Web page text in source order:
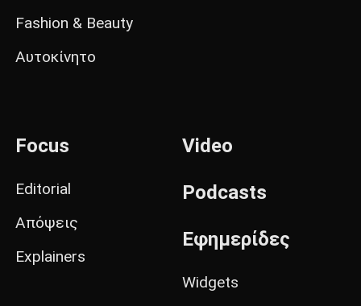
Fashion & Beauty
Αυτοκίνητο
Focus
Editorial
Απόψεις
Explainers
Video
Podcasts
Εφημερίδες
Widgets